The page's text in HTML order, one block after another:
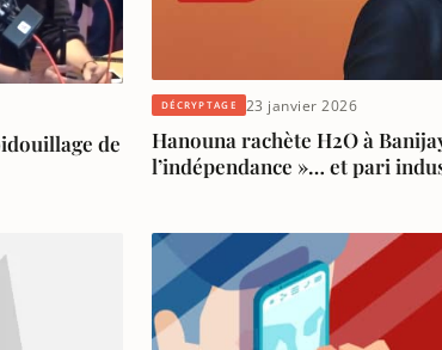
de
DÉCRYPTAGE 23 janvier 2026
Hanouna rachète H2O à
l’indépendance »… et pari